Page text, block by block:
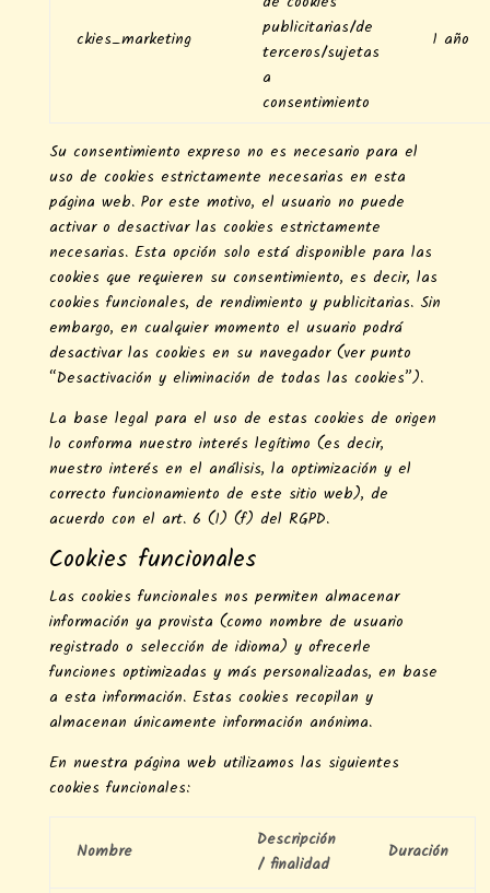
ckies_marketing
publicitarias/de
terceros/sujetas
a
consentimiento
1 año
Su consentimiento expreso no es necesario para el
uso de cookies estrictamente necesarias en esta
página web. Por este motivo, el usuario no puede
activar o desactivar las cookies estrictamente
necesarias. Esta opción solo está disponible para las
cookies que requieren su consentimiento, es decir, las
cookies funcionales, de rendimiento y publicitarias. Sin
embargo, en cualquier momento el usuario podrá
desactivar las cookies en su navegador (ver punto
“Desactivación y eliminación de todas las cookies”).
La base legal para el uso de estas cookies de origen
lo conforma nuestro interés legítimo (es decir,
nuestro interés en el análisis, la optimización y el
correcto funcionamiento de este sitio web), de
acuerdo con el art. 6 (1) (f) del RGPD.
Cookies funcionales
Las cookies funcionales nos permiten almacenar
información ya provista (como nombre de usuario
registrado o selección de idioma) y ofrecerle
funciones optimizadas y más personalizadas, en base
a esta información. Estas cookies recopilan y
almacenan únicamente información anónima.
En nuestra página web utilizamos las siguientes
cookies funcionales:
Nombre
Descripción
/ finalidad
Duración